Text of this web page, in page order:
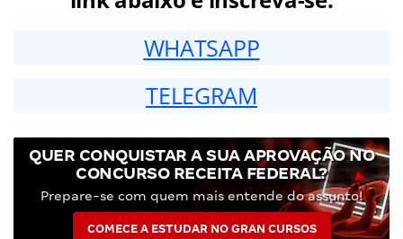
WHATSAPP
TELEGRAM
QUER CONQUISTAR A SUA APROVAÇÃO NO
CONCURSO RECEITA FEDERAL?
Prepare-se com quem mais entende do assunto!
COMECE A ESTUDAR NO GRAN CURSOS